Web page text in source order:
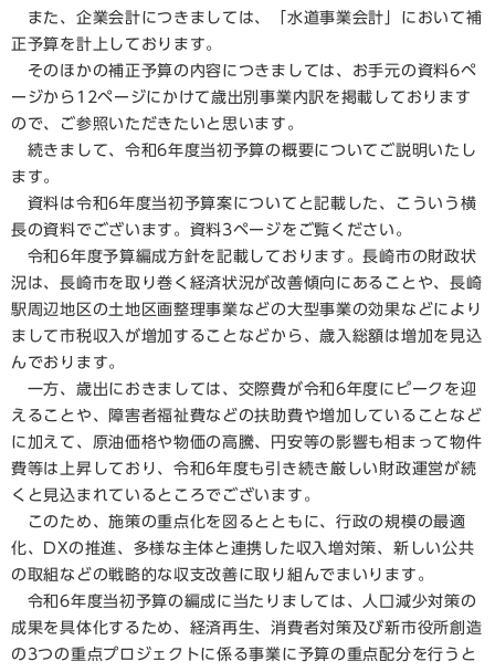
また、企業会計につきましては、「水道事業会計」において補
正予算を計上しております。
そのほかの補正予算の内容につきましては、お手元の資料6ペ
ージから12ページにかけて歳出別事業内訳を掲載しております
ので、ご参照いただきたいと思います。
続きまして、令和6年度当初予算の概要についてご説明いたし
ます。
資料は令和6年度当初予算案についてと記載した、こういう横
長の資料でございます。資料3ページをご覧ください。
令和6年度予算編成方針を記載しております。長崎市の財政状
況は、長崎市を取り巻く経済状況が改善傾向にあることや、長崎
駅周辺地区の土地区画整理事業などの大型事業の効果などにより
まして市税収入が増加することなどから、歳入総額は増加を見込
んでおります。
一方、歳出におきましては、交際費が令和6年度にピークを迎
えることや、障害者福祉費などの扶助費や増加していることなど
に加えて、原油価格や物価の高騰、円安等の影響も相まって物件
費等は上昇しており、令和6年度も引き続き厳しい財政運営が続
くと見込まれているところでございます。
このため、施策の重点化を図るとともに、行政の規模の最適
化、DXの推進、多様な主体と連携した収入増対策、新しい公共
の取組などの戦略的な収支改善に取り組んでまいります。
令和6年度当初予算の編成に当たりましては、人口減少対策の
成果を具体化するため、経済再生、消費者対策及び新市役所創造
の3つの重点プロジェクトに係る事業に予算の重点配分を行うと